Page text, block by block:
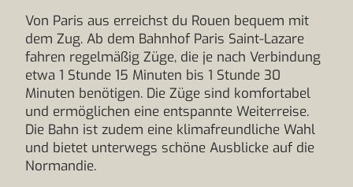
Von Paris aus erreichst du Rouen bequem mit
dem Zug. Ab dem Bahnhof Paris Saint-Lazare
fahren regelmäßig Züge, die je nach Verbindung
etwa 1 Stunde 15 Minuten bis 1 Stunde 30
Minuten benötigen. Die Züge sind komfortabel
und ermöglichen eine entspannte Weiterreise.
Die Bahn ist zudem eine klimafreundliche Wahl
und bietet unterwegs schöne Ausblicke auf die
Normandie.